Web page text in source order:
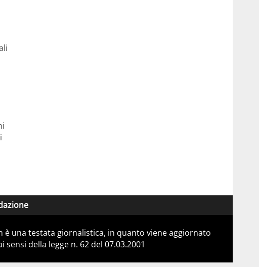
è una testata giornalistica, in quanto viene aggiornato
della legge n. 62 del 07.03.2001